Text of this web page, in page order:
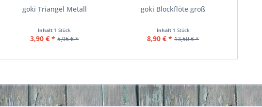
goki Triangel Metall
Inhalt 1 Stück
3,90 € * 5,95 € *
goki Blockflöte groß
Inhalt 1 Stück
8,90 € * 13,50 € *